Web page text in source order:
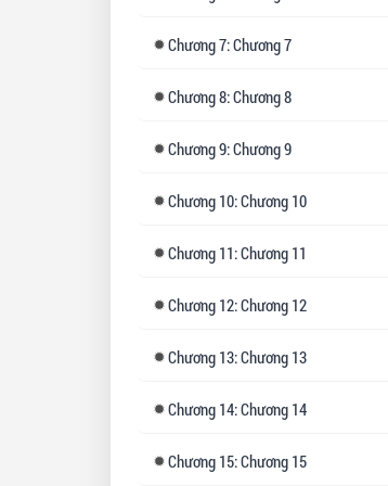
Chương7: Chương 7
Chương8: Chương 8
Chương9: Chương 9
Chương 10: Chương 10
Chương 11: Chương 11
Chương 12: Chương 12
Chương 13: Chương 13
Chương 14: Chương 14
Chương 15: Chương 15